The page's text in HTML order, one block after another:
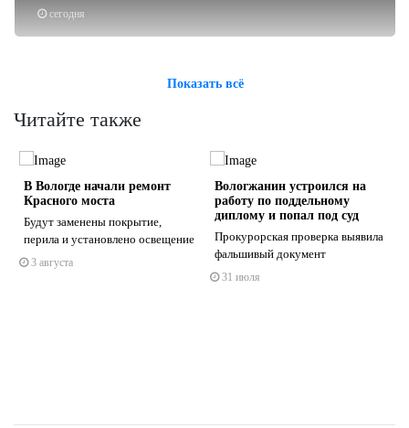
сегодня
Показать всё
Читайте также
В Вологде начали ремонт
Красного моста
Будут заменены покрытие,
перила и установлено освещение
3 августа
Вологжанин устроился на
работу по поддельному
диплому и попал под суд
Прокурорская проверка выявила
фальшивый документ
31 июля